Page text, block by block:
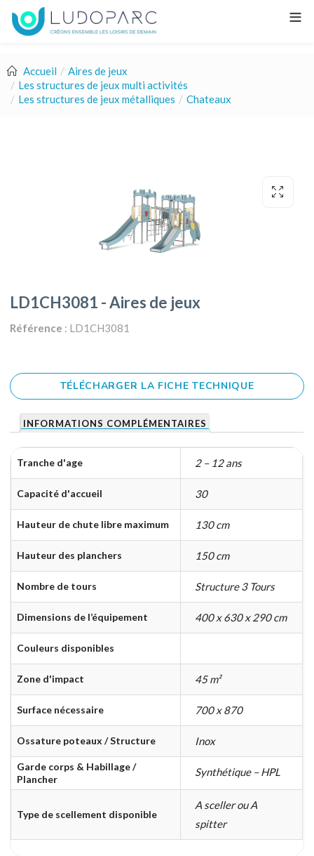
Accueil
Aires de jeux
Les structures de jeux multi activités
Les structures de jeux métalliques
Chateaux
LD1CH3081 - Aires de jeux
Référence : LD1CH3081
TÉLÉCHARGER LA FICHE TECHNIQUE
INFORMATIONS COMPLÉMENTAIRES
Tranche d'age 2 – 12 ans
Capacité d'accueil 30
Hauteur de chute libre maximum 130 cm
Hauteur des planchers 150 cm
Nombre de tours Structure 3 Tours
Dimensions de l’équipement 400 x 630 x 290 cm
Couleurs disponibles
Zone d'impact 45 m²
Surface nécessaire 700 x 870
Ossature poteaux / Structure Inox
Garde corps & Habillage /
Plancher
Synthétique – HPL
Type de scellement disponible
A sceller ou A
spitter